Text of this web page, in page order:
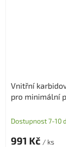
Vnitřní
pro minimální
Dostupnost 7-10
991 Kč / ks